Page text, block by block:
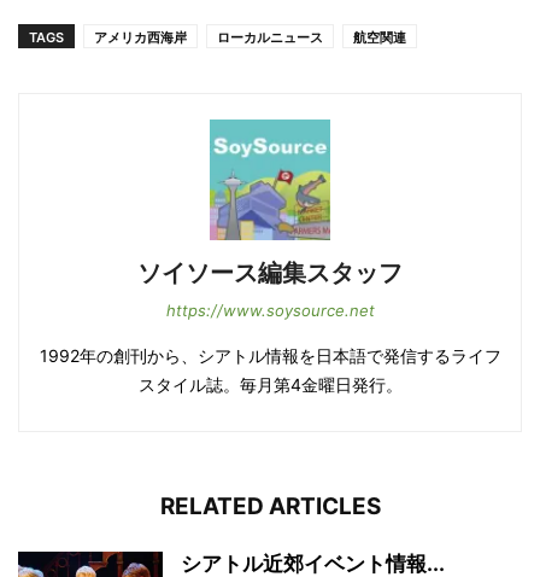
TAGS アメリカ西海岸 ローカルニュース 航空関連
ソイソース編集スタッフ
https://www.soysource.net
1992年の創刊から、シアトル情報を日本語で発信するライフ
スタイル誌。毎月第4金曜日発行。
RELATED ARTICLES
シアトル近郊イベント情報...